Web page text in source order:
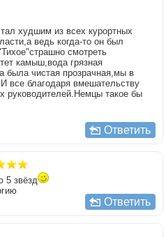
худшим из всех курортных
ведь когда-то он был
смотреть
камыш,вода грязная
была чистая прозрачная,мы в
все благодаря вмешательству
руководителей.Немцы такое бы
Ответить
5 звёзд
Ответить